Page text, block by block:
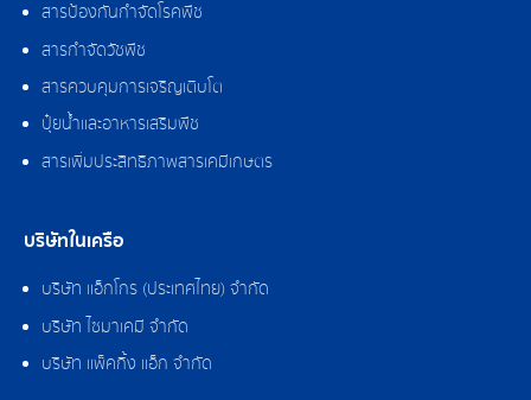
สารป้องกันกำจัดโรคพืช
สารกำจัดวัชพืช
สารควบคุมการเจริญเติบโต
ปุ๋ยน้ำและอาหารเสริมพืช
สารเพิ่มประสิทธิภาพสารเคมีเกษตร
บริษัทในเครือ
บริษัท แอ็กโกร (ประเทศไทย) จำกัด
บริษัท ไซมาเคมี จำกัด
บริษัท แพ็คกิ้ง แอ็ก จำกัด